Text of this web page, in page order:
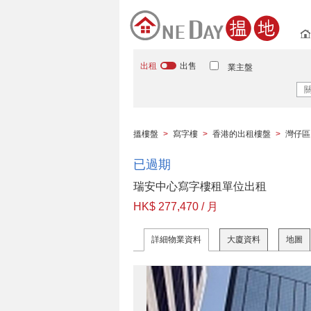
出租 出售 業主盤
搵樓盤 > 寫字樓 > 香港的出租樓盤 > 灣仔區
已過期
瑞安中心寫字樓租單位出租
HK$ 277,470 / 月
詳細物業資料 大廈資料 地圖